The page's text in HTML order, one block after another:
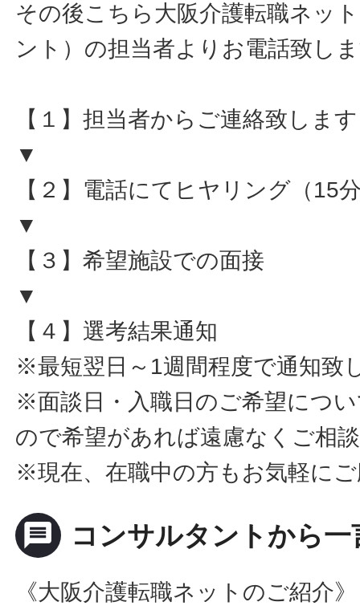
その後こちら大阪介護転職ネッ
ント）の担当者よりお電話致し
【１】担当者からご連絡致します
▼
【２】電話にてヒヤリング（15
▼
【３】希望施設での面接
▼
【４】選考結果通知
※最短翌日～1週間程度で通知致
※面談日・入職日のご希望につ
ので希望があれば遠慮なくご相
※現在、在職中の方もお気軽に
message コンサルタントから一
《大阪介護転職ネットのご紹介》